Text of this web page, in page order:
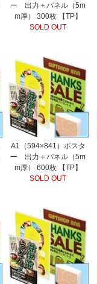
ー 出力＋パネル（5m
m厚） 300枚 【TP】
SOLD OUT
A1（594×841）ポスタ
ー 出力＋パネル（5m
m厚） 600枚 【TP】
SOLD OUT